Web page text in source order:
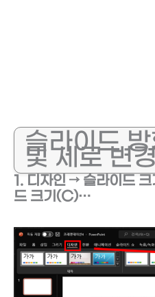
슬라이드
및 세로 변
1. 디자인 → 슬라이드
드 크기(C)…